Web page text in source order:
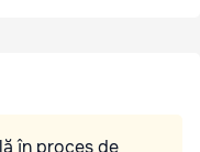
în proces de